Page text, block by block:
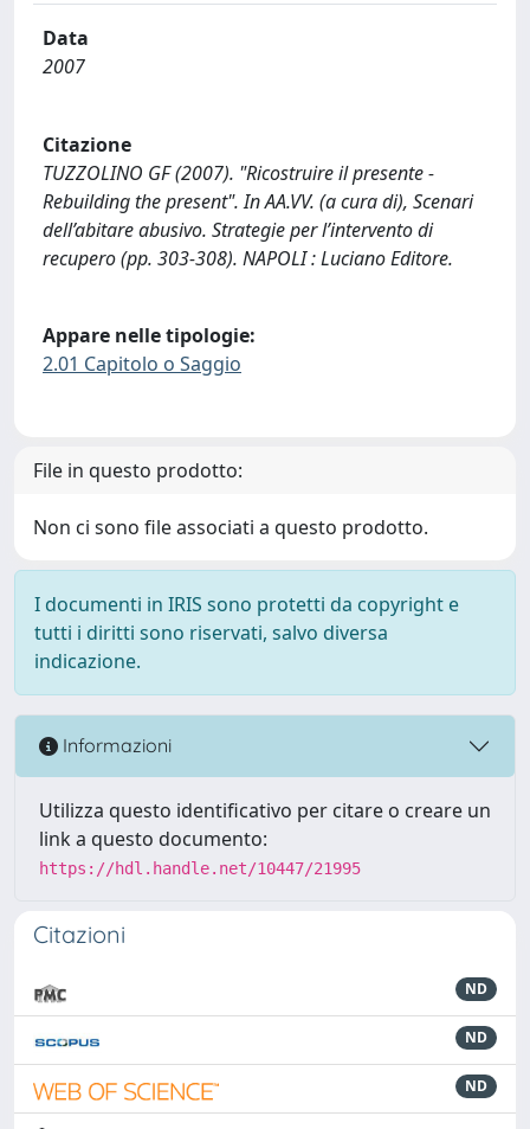
Data
2007
Citazione
TUZZOLINO GF (2007). "Ricostruire il presente -
Rebuilding the present". In AA.VV. (a cura di), Scenari
dell’abitare abusivo. Strategie per l’intervento di
recupero (pp. 303-308). NAPOLI : Luciano Editore.
Appare nelle tipologie:
2.01 Capitolo o Saggio
File in questo prodotto:
Non ci sono file associati a questo prodotto.
I documenti in IRIS sono protetti da copyright e
tutti i diritti sono riservati, salvo diversa
indicazione.
Informazioni
Utilizza questo identificativo per citare o creare un
link a questo documento:
https://hdl.handle.net/10447/21995
Citazioni
ND
ND
ND